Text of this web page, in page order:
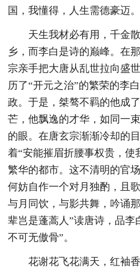
国，我懂得，人生需德豪迈。
天生我材必有用，千金
乡，而李白是诗的巅峰。在
宗亲手把大唐从乱世拉向盛
历了“开元之治”的繁荣的李
政。于是，桀骜不羁的他成
芒，他飘逸的才华，如同一
的眼。在唐玄宗渐渐冷却的
着“安能摧眉折腰事权贵，使
繁华的都市。这不清明的官
何妨自作一个对月独酌，且
与月同饮，与影共舞，吟诵
辈岂是蓬蒿人”读唐诗，品李
不可无傲骨”。
花谢花飞花满天，红袖